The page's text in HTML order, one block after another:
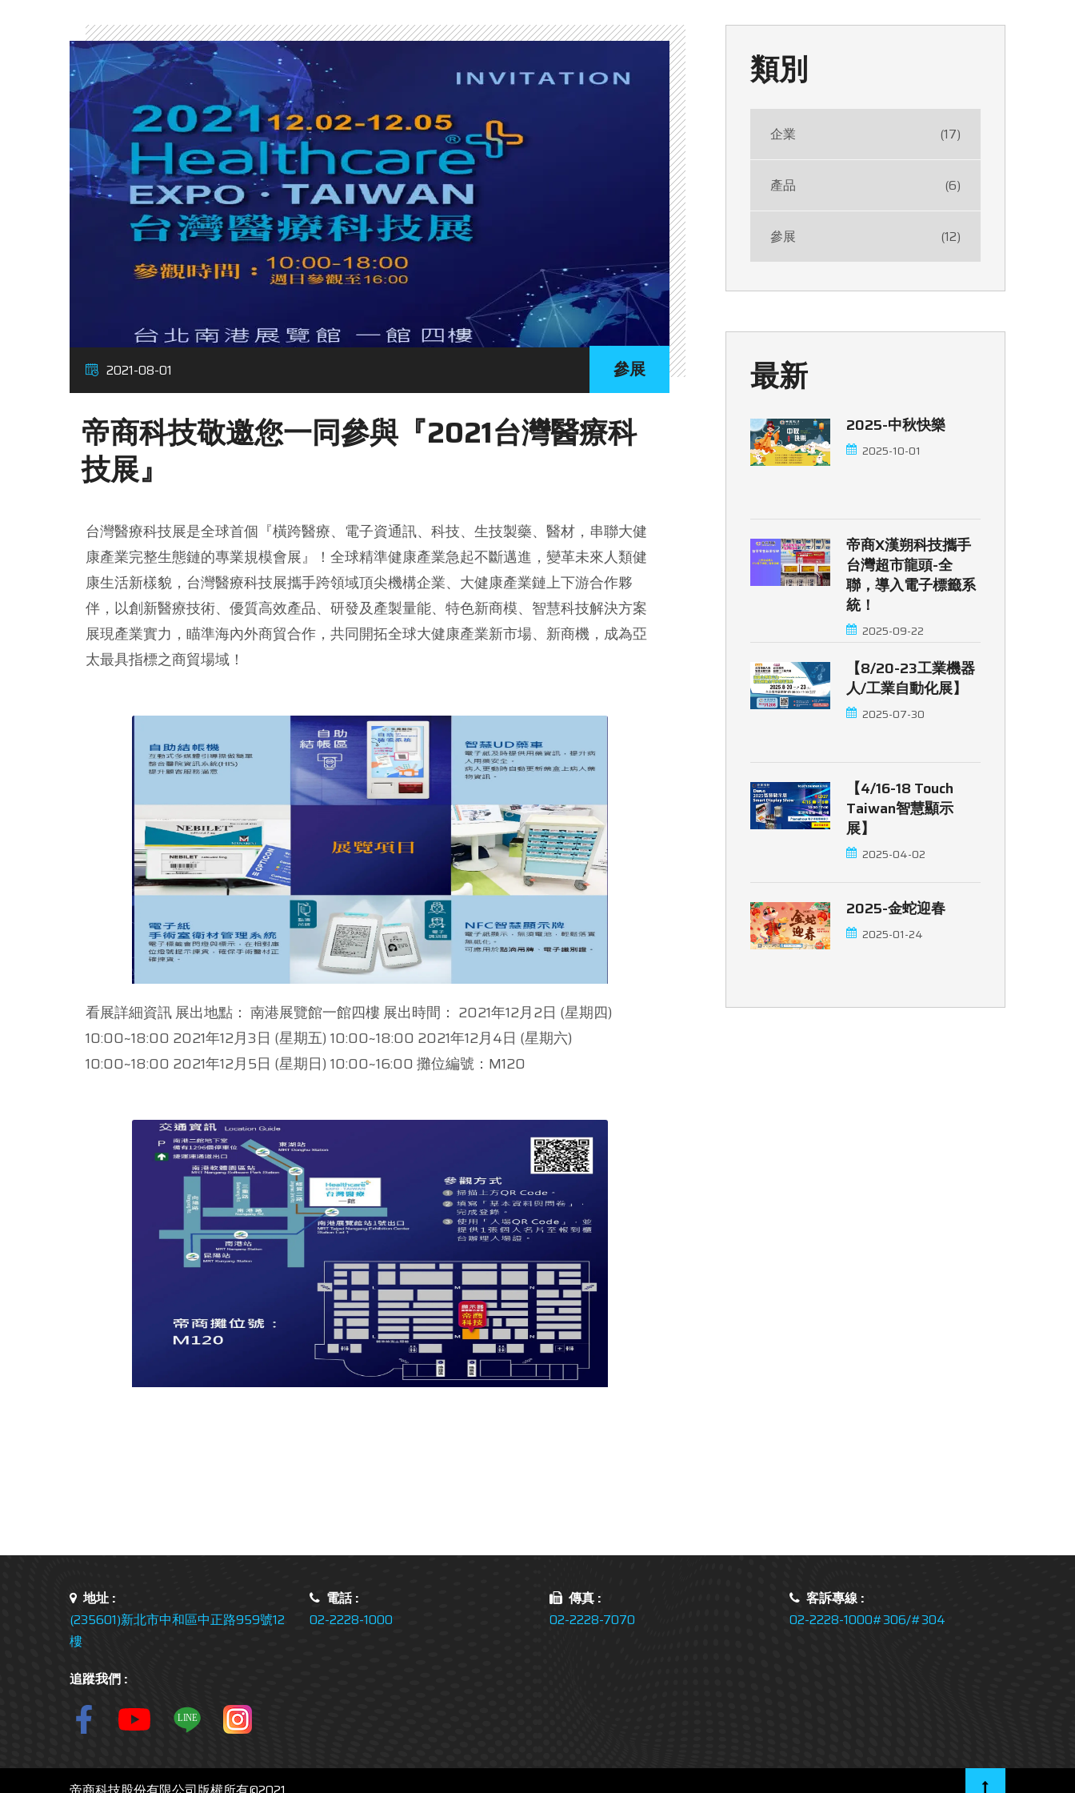
參展
2021-08-01
帝商科技敬邀您一同參與『2021台灣醫療科
技展』
台灣醫療科技展是全球首個『橫跨醫療、電子資通訊、科技、生技製藥、醫材，串聯大健
康產業完整生態鏈的專業規模會展』！全球精準健康產業急起不斷邁進，變革未來人類健
康生活新樣貌，台灣醫療科技展攜手跨領域頂尖機構企業、大健康產業鏈上下游合作夥
伴，以創新醫療技術、優質高效產品、研發及產製量能、特色新商模、智慧科技解決方案
展現產業實力，瞄準海內外商貿合作，共同開拓全球大健康產業新市場、新商機，成為亞
太最具指標之商貿場域！
看展詳細資訊 展出地點： 南港展覽館一館四樓 展出時間： 2021年12月2日 (星期四)
10:00~18:00 2021年12月3日 (星期五) 10:00~18:00 2021年12月4日 (星期六)
10:00~18:00 2021年12月5日 (星期日) 10:00~16:00 攤位編號：M120
類別
企業 (17)
產品 (6)
參展 (12)
最新
2025-中秋快樂
2025-10-01
帝商x漢朔科技攜手
台灣超市龍頭-全
聯，導入電子標籤系
統！
2025-09-22
【8/20-23工業機器
人/工業自動化展】
2025-07-30
【4/16-18 Touch
Taiwan智慧顯示
展】
2025-04-02
2025-金蛇迎春
2025-01-24
地址 :
(235601)新北市中和區中正路959號12
樓
電話 :
02-2228-1000
傳真 :
02-2228-7070
客訴專線 :
02-2228-1000#306/#304
追蹤我們 :